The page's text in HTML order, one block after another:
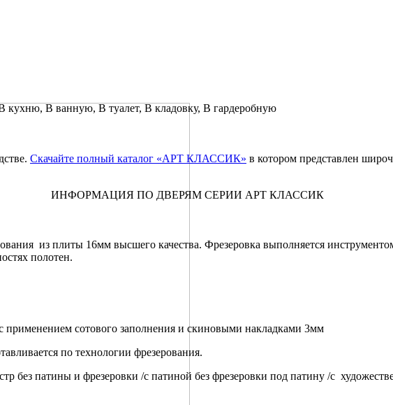
В ванную, В туалет, В кладовку, В гардеробную
Скачайте полный каталог «АРТ КЛАССИК» в котором представлен
ИНФОРМАЦИЯ ПО ДВЕРЯМ СЕРИИ АРТ КЛАССИК
из плиты 16мм высшего качества. Фрезеровка выполняется
полотен.
применением сотового заполнения и скиновыми накладками 3мм
по технологии фрезерования.
без патины и фрезеровки /с патиной без фрезеровки под патину /с